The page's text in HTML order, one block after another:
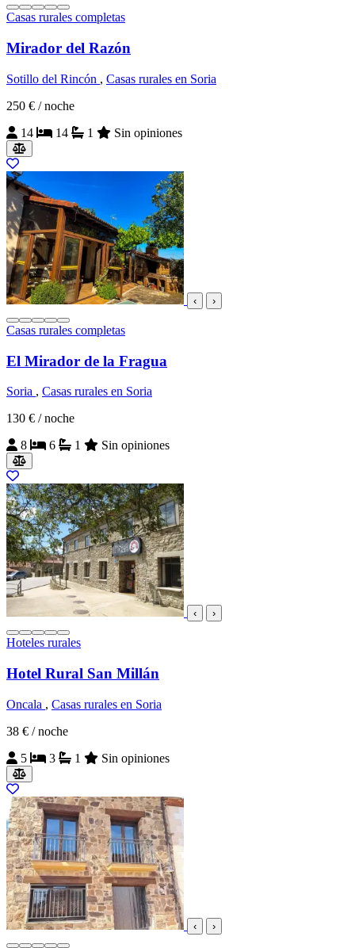
Casas rurales completas
Mirador del Razón
Sotillo del Rincón , Casas rurales en Soria
250 € / noche
14
14 1 Sin opiniones
‹ ›
Casas rurales completas
El Mirador de la Fragua
Soria , Casas rurales en Soria
130 € / noche
8
6 1 Sin opiniones
‹ ›
Hoteles rurales
Hotel Rural San Millán
Oncala , Casas rurales en Soria
38 € / noche
5
3 1 Sin opiniones
‹ ›